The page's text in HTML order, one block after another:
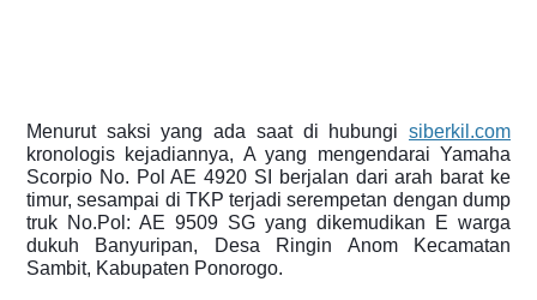
Menurut saksi yang ada saat di hubungi siberkil.com
kronologis kejadiannya, A yang mengendarai Yamaha
Scorpio No. Pol AE 4920 SI berjalan dari arah barat ke
timur, sesampai di TKP terjadi serempetan dengan dump
truk No.Pol: AE 9509 SG yang dikemudikan E warga
dukuh Banyuripan, Desa Ringin Anom Kecamatan
Sambit, Kabupaten Ponorogo.